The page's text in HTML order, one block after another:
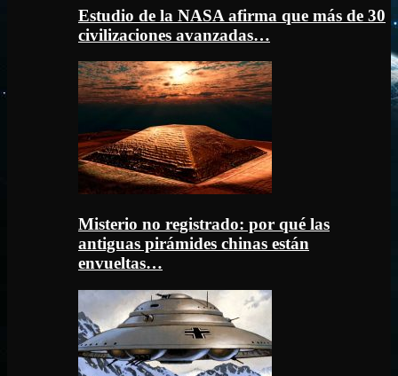
Estudio de la NASA afirma que más de 30
civilizaciones avanzadas…
Misterio no registrado: por qué las
antiguas pirámides chinas están
envueltas…